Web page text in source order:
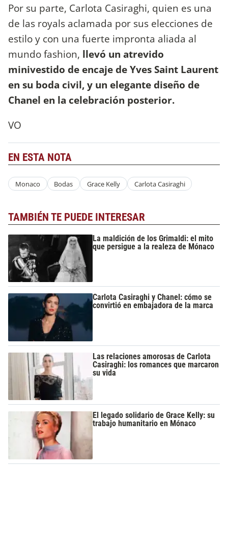
Por su parte, Carlota Casiraghi, quien es una
de las royals aclamada por sus elecciones de
estilo y con una fuerte impronta aliada al
mundo fashion, llevó un atrevido
minivestido de encaje de Yves Saint Laurent
en su boda civil, y un elegante diseño de
Chanel en la celebración posterior.
VO
EN ESTA NOTA
Monaco Bodas Grace Kelly Carlota Casiraghi
TAMBIÉN TE PUEDE INTERESAR
La maldición de los Grimaldi: el mito
que persigue a la realeza de Mónaco
Carlota Casiraghi y Chanel: cómo se
convirtió en embajadora de la marca
Las relaciones amorosas de Carlota
Casiraghi: los romances que marcaron
su vida
El legado solidario de Grace Kelly: su
trabajo humanitario en Mónaco